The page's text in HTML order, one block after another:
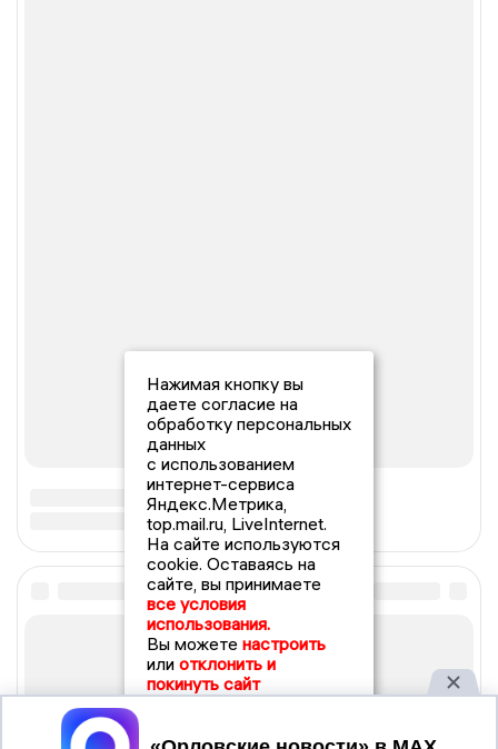
Нажимая кнопку вы
даете согласие на
обработку персональных
данных
с использованием
интернет-сервиса
Яндекс.Метрика,
top.mail.ru, LiveInternet.
На сайте используются
cookie. Оставаясь на
сайте, вы принимаете
все условия
использования.
Вы можете настроить
или отклонить и
покинуть сайт
Принять